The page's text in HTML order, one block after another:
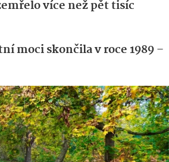
více než pět tisíc
moci skončila v roce 1989–